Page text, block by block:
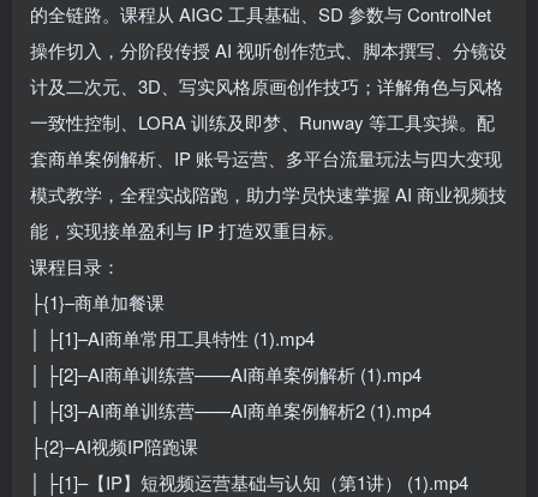
的全链路。课程从 AIGC 工具基础、SD 参数与 ControlNet
操作切入，分阶段传授 AI 视听创作范式、脚本撰写、分镜设
计及二次元、3D、写实风格原画创作技巧；详解角色与风格
一致性控制、LORA 训练及即梦、Runway 等工具实操。配
套商单案例解析、IP 账号运营、多平台流量玩法与四大变现
模式教学，全程实战陪跑，助力学员快速掌握 AI 商业视频技
能，实现接单盈利与 IP 打造双重目标。
课程目录：
├{1}–商单加餐课
│ ├[1]–AI商单常用工具特性 (1).mp4
│ ├[2]–AI商单训练营——AI商单案例解析 (1).mp4
│ ├[3]–AI商单训练营——AI商单案例解析2 (1).mp4
├{2}–AI视频IP陪跑课
│ ├[1]–【IP】短视频运营基础与认知（第1讲） (1).mp4